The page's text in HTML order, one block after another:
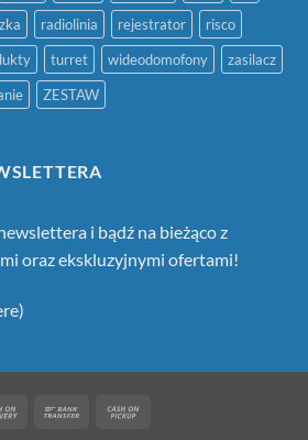
radiolinia rejestrator
risco
turret wideodomofony
zasilacz
ZESTAW
i bądź na bieżąco z
oraz ekskluzyjnymi ofertami!
Cash
Bank